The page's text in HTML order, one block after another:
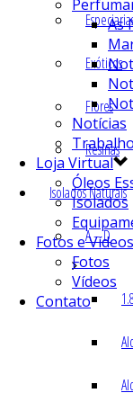
Exóticos
Flores
Resinas
Isolados Naturais
A – D
As
Notícias
Loja Virtual
Óleos
Isolados
Fotos e Vídeos
Fotos
Vídeos
Contato